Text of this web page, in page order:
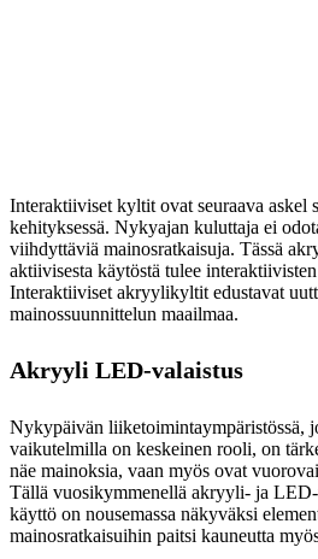
Interaktiiviset kyltit ovat seuraava askel
kehityksessä. Nykyajan kuluttaja ei
viihdyttäviä mainosratkaisuja. Tässä
aktiivisesta käytöstä tulee
Interaktiiviset akryylikyltit edustavat
mainossuunnittelun maailmaa.
Akryyli LED-valaistus
Nykypäivän liiketoimintaympäristössä,
vaikutelmilla on keskeinen rooli, on
näe mainoksia, vaan myös ovat
Tällä vuosikymmenellä akryyli- ja
käyttö on nousemassa näkyväksi
mainosratkaisuihin paitsi kauneutta